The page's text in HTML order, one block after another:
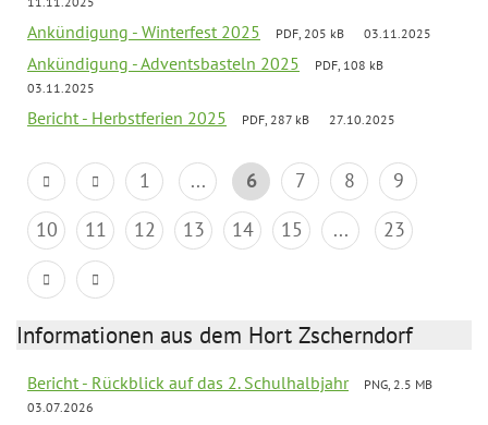
Ankündigung - Winterfest 2025 PDF, 205 kB 03.11.2025
Ankündigung - Adventsbasteln 2025
PDF, 108 kB
03.11.2025
Bericht - Herbstferien 2025 PDF, 287 kB 27.10.2025
1 ... 6 7 8
9
10
11 12 13 14 15 ... 23
Informationen aus dem Hort Zscherndorf
Bericht - Rückblick auf das 2. Schulhalbjahr
PNG, 2.5 MB
03.07.2026